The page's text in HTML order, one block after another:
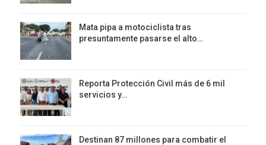
Mata pipa a motociclista tras
presuntamente pasarse el alto…
Reporta Protección Civil más de 6 mil
servicios y…
Destinan 87 millones para combatir el